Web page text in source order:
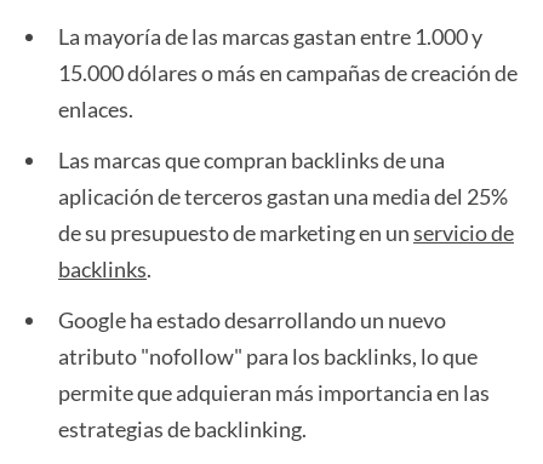
La mayoría de las marcas gastan entre 1.000 y
15.000 dólares o más en campañas de creación de
enlaces.
Las marcas que compran backlinks de una
aplicación de terceros gastan una media del 25%
de su presupuesto de marketing en unservicio de
backlinks.
Google ha estado desarrollando un nuevo
atributo "nofollow" para los backlinks, lo que
permite que adquieran más importancia en las
estrategias de backlinking.